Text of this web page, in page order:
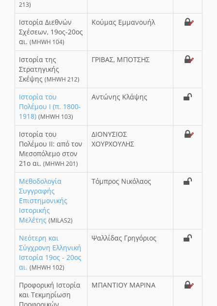
213)
Ιστορία Διεθνών
Σχέσεων, 19ος-20ος
αι. (MHWH 104)
Κούμας Εμμανουήλ
Ιστορία της
Στρατηγικής
Σκέψης (MHWH 212)
ΓΡΙΒΑΣ, ΜΠΟΤΣΗΣ
Ιστορία του
Πολέμου Ι (π. 1800-
1918) (MHWH 103)
Αντώνης Κλάψης
Ιστορία του
Πολέμου ΙΙ: από τον
Μεσοπόλεμο στον
21ο αι. (MHWH 201)
ΔΙΟΝΥΣΙΟΣ
ΧΟΥΡΧΟΥΛΗΣ
Μεθοδολογία
Συγγραφής
Επιστημονικής
Ιστορικής
Μελέτης (MILAS2)
Τόμπρος Νικόλαος
Νεότερη και
Σύγχρονη Ελληνική
Ιστορία 19ος - 20ος
αι. (MHWH 102)
Ψαλλίδας Γρηγόριος
Προφορική Ιστορία
και Τεκμηρίωση
ΜΠΑΝΤΙΟΥ ΜΑΡΙΝΑ